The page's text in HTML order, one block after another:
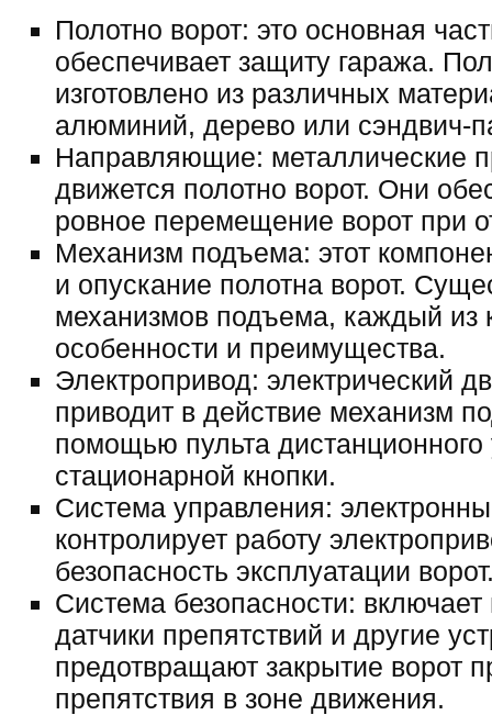
Полотно ворот: это основная
обеспечивает защиту гаража.
изготовлено из различных
алюминий, дерево или сэндвич-
Направляющие: металлические
движется полотно ворот. Они
ровное перемещение ворот при
Механизм подъема: этот
и опускание полотна ворот.
механизмов подъема, каждый из
особенности и преимущества.
Электропривод: электрический
приводит в действие механизм
помощью пульта
стационарной кнопки.
Система управления:
контролирует работу
безопасность эксплуатации
Система безопасности:
датчики препятствий и другие
предотвращают закрытие ворот
препятствия в зоне движения.